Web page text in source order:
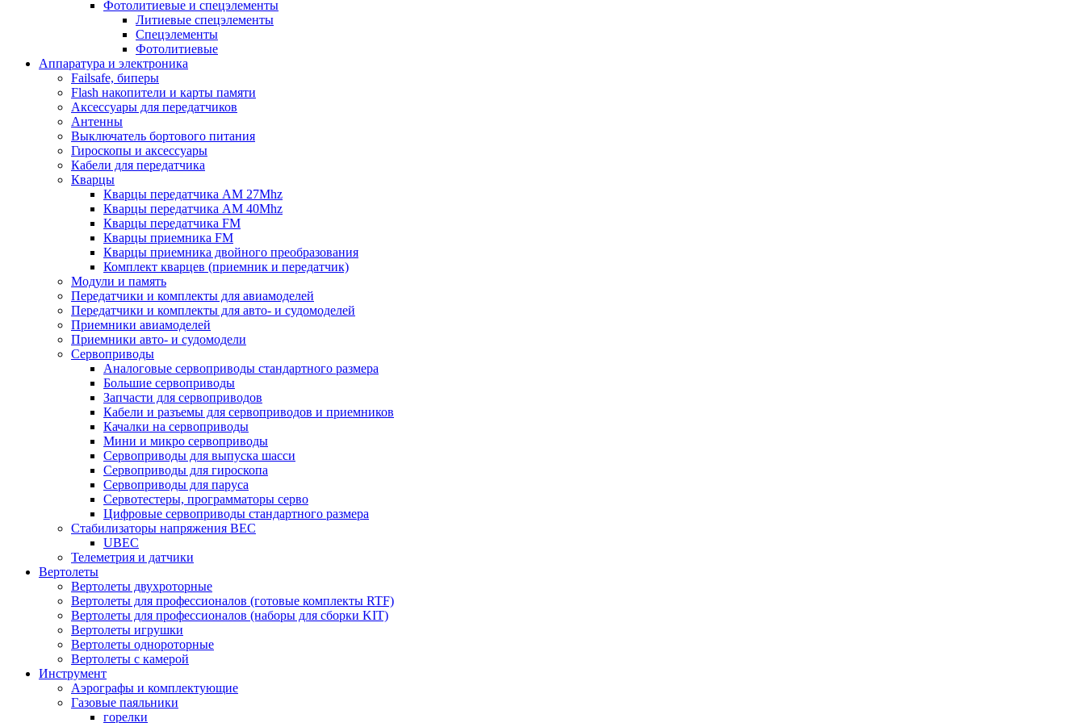
Фотолитиевые и спецэлементы
Литиевые спецэлементы
Спецэлементы
Фотолитиевые
Аппаратура и электроника
Failsafe, биперы
Flash накопители и карты памяти
Аксессуары для передатчиков
Антенны
Выключатель бортового питания
Гироскопы и аксессуары
Кабели для передатчика
Кварцы
Кварцы передатчика AM 27Mhz
Кварцы передатчика AM 40Mhz
Кварцы передатчика FM
Кварцы приемника FM
Кварцы приемника двойного преобразования
Комплект кварцев (приемник и передатчик)
Модули и память
Передатчики и комплекты для авиамоделей
Передатчики и комплекты для авто- и судомоделей
Приемники авиамоделей
Приемники авто- и судомодели
Сервоприводы
Аналоговые сервоприводы стандартного размера
Большие сервоприводы
Запчасти для сервоприводов
Кабели и разъемы для сервоприводов и приемников
Качалки на сервоприводы
Мини и микро сервоприводы
Сервоприводы для выпуска шасси
Сервоприводы для гироскопа
Сервоприводы для паруса
Сервотестеры, программаторы серво
Цифровые сервоприводы стандартного размера
Стабилизаторы напряжения BEC
UBEC
Телеметрия и датчики
Вертолеты
Вертолеты двухроторные
Вертолеты для профессионалов (готовые комплекты RTF)
Вертолеты для профессионалов (наборы для сборки KIT)
Вертолеты игрушки
Вертолеты однороторные
Вертолеты с камерой
Инструмент
Аэрографы и комплектующие
Газовые паяльники
горелки